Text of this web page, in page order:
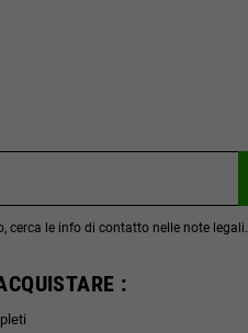
cerca le info di contatto nelle note legali.
: